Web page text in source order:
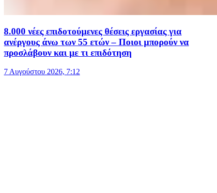
8.000 νέες επιδοτούμενες θέσεις εργασίας για
ανέργους άνω των 55 ετών – Ποιοι μπορούν να
προσλάβουν και με τι επιδότηση
7 Αυγούστου 2026, 7:12